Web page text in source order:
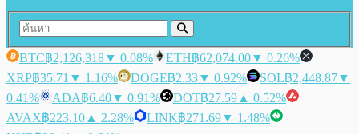
BTC฿2,126,318▼ 0.08% ETH฿62,074.00▼ 0.26%
XRP฿35.71 ▼ 1.16% DOGE฿2.33▼ 0.92% SOL฿2,448.87▼
0.41%
ADA฿6.40▼ 0.91% DOT฿27.59 ▲ 0.52%
AVAX฿223.10 ▲ 2.28% LINK฿271.69▼ 1.48%